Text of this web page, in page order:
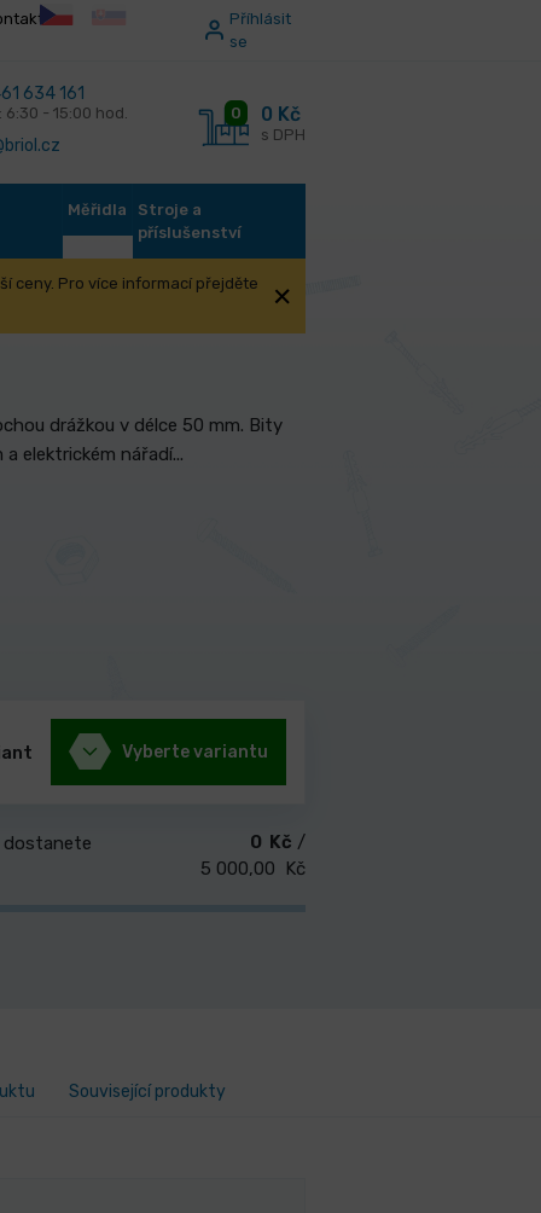
Příhlásit
se
634 161
6:30 - 15:00 hod. 0 0 Kč
s DPH
Měřidla
Stroje a
příslušenství
ceny. Pro více informací přejděte
drážkou v délce 50 mm. Bity
elektrickém nářadí...
Vyberte variantu
dostanete
0 Kč /
5 000,00 Kč
Související produkty